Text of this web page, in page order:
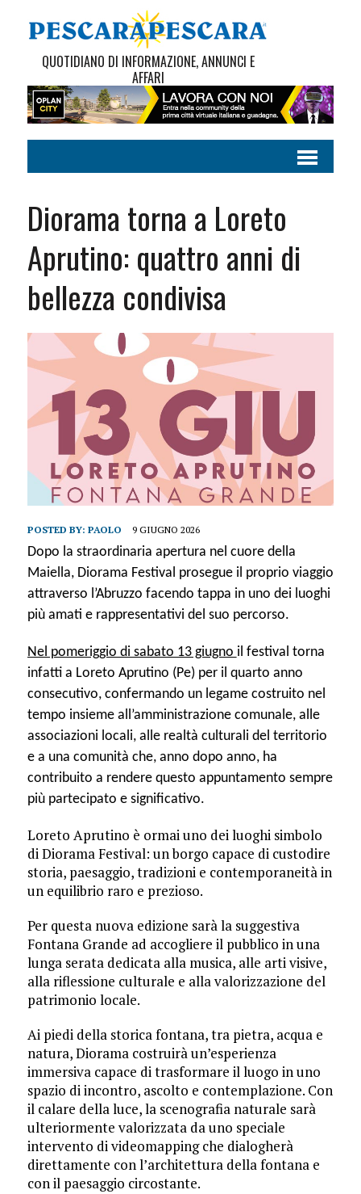
QUOTIDIANO DI INFORMAZIONE, ANNUNCI E
AFFARI
Diorama torna a Loreto
Aprutino: quattro anni di
bellezza condivisa
POSTED BY: PAOLO 9 GIUGNO 2026
Dopo la straordinaria apertura nel cuore della
Maiella, Diorama Festival prosegue il proprio viaggio
attraverso l’Abruzzo facendo tappa in uno dei luoghi
più amati e rappresentativi del suo percorso.
Nel pomeriggio di sabato 13 giugno il festival torna
infatti a Loreto Aprutino (Pe) per il quarto anno
consecutivo, confermando un legame costruito nel
tempo insieme all’amministrazione comunale, alle
associazioni locali, alle realtà culturali del territorio
e a una comunità che, anno dopo anno, ha
contribuito a rendere questo appuntamento sempre
più partecipato e significativo.
Loreto Aprutino è ormai uno dei luoghi simbolo
di Diorama Festival: un borgo capace di custodire
storia, paesaggio, tradizioni e contemporaneità in
un equilibrio raro e prezioso.
Per questa nuova edizione sarà la suggestiva
Fontana Grande ad accogliere il pubblico in una
lunga serata dedicata alla musica, alle arti visive,
alla riflessione culturale e alla valorizzazione del
patrimonio locale.
Ai piedi della storica fontana, tra pietra, acqua e
natura, Diorama costruirà un’esperienza
immersiva capace di trasformare il luogo in uno
spazio di incontro, ascolto e contemplazione. Con
il calare della luce, la scenografia naturale sarà
ulteriormente valorizzata da uno speciale
intervento di videomapping che dialogherà
direttamente con l’architettura della fontana e
con il paesaggio circostante.